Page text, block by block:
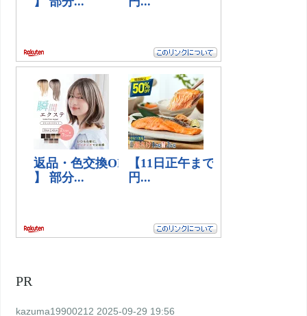
PR
kazuma19900212 2025-09-29 19:56